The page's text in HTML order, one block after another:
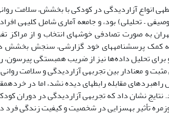
انواع آزار­دیدگی در کودکی با بخشش، سلامت
کمک پرسشنامه­های خود گزارشی، سنجش بخشش
و معنادار بین تجربه­ی آزار­دیدگی و سلامت
مقابله رابطه­ای دیده نشد، اما در
نتایج نشان داد که تجربه­ی آزار­دیدگی در دوران
تأثیر به­سزایی در شخصیت و کیفیت زندگی فرد